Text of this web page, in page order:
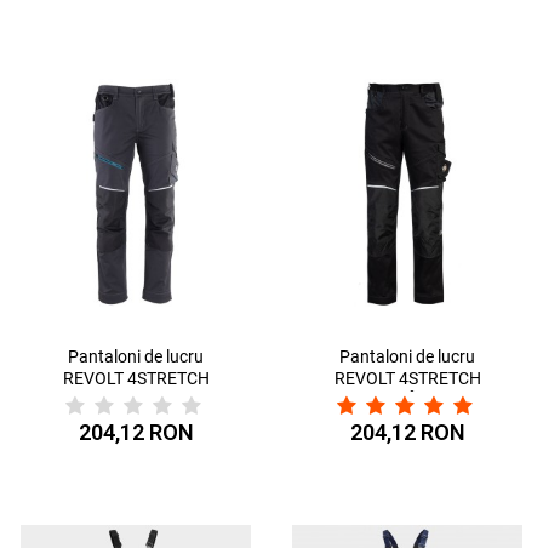
Pantaloni de lucru
REVOLT 4STRETCH
GREY/BLACK/PETROL
204,12 RON
Pantaloni de lucru
REVOLT 4STRETCH
NEGRU/GRI ÎNCHIS/GRI
204,12 RON